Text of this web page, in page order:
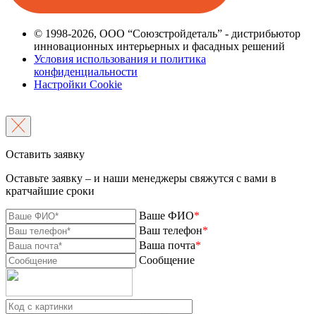
© 1998-2026, ООО “Союзстройдеталь” - дистрибьютор
инновационных интерьерных и фасадных решений
Условия использования и политика
конфиденциальности
Настройки Cookie
Оставить заявку
Оставьте заявку – и наши менеджеры свяжутся с вами в
кратчайшие сроки
Ваше ФИО*
Ваш телефон*
Ваша почта*
Сообщение